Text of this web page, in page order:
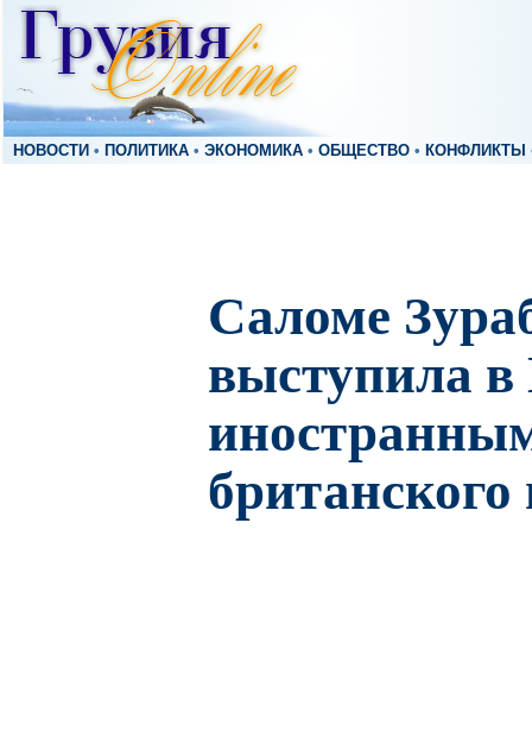
НОВОСТИ • ПОЛИТИКА • ЭКОНОМИКА • ОБЩЕСТВО • КОНФЛИКТЫ
Саломе
выступила в